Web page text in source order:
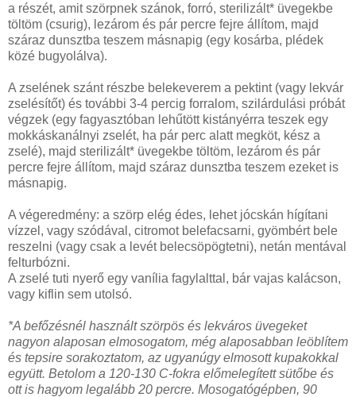
a részét, amit szörpnek szánok, forró, sterilizált* üvegekbe
töltöm (csurig), lezárom és pár percre fejre állítom, majd
száraz dunsztba teszem másnapig (egy kosárba, plédek
közé bugyolálva).
A zselének szánt részbe belekeverem a pektint (vagy lekvár
zselésítőt) és további 3-4 percig forralom, szilárdulási próbát
végzek (egy fagyasztóban lehűtött kistányérra teszek egy
mokkáskanálnyi zselét, ha pár perc alatt megköt, kész a
zselé), majd sterilizált* üvegekbe töltöm, lezárom és pár
percre fejre állítom, majd száraz dunsztba teszem ezeket is
másnapig.
A végeredmény: a szörp elég édes, lehet jócskán hígítani
vízzel, vagy szódával, citromot belefacsarni, gyömbért bele
reszelni (vagy csak a levét belecsöpögtetni), netán mentával
felturbózni.
A zselé tuti nyerő egy vanília fagylalttal, bár vajas kalácson,
vagy kiflin sem utolsó.
*A befőzésnél használt szörpös és lekváros üvegeket
nagyon alaposan elmosogatom, még alaposabban leöblítem
és tepsire sorakoztatom, az ugyanúgy elmosott kupakokkal
együtt. Betolom a 120-130 C-fokra előmelegített sütőbe és
ott is hagyom legalább 20 percre. Mosogatógépben, 90